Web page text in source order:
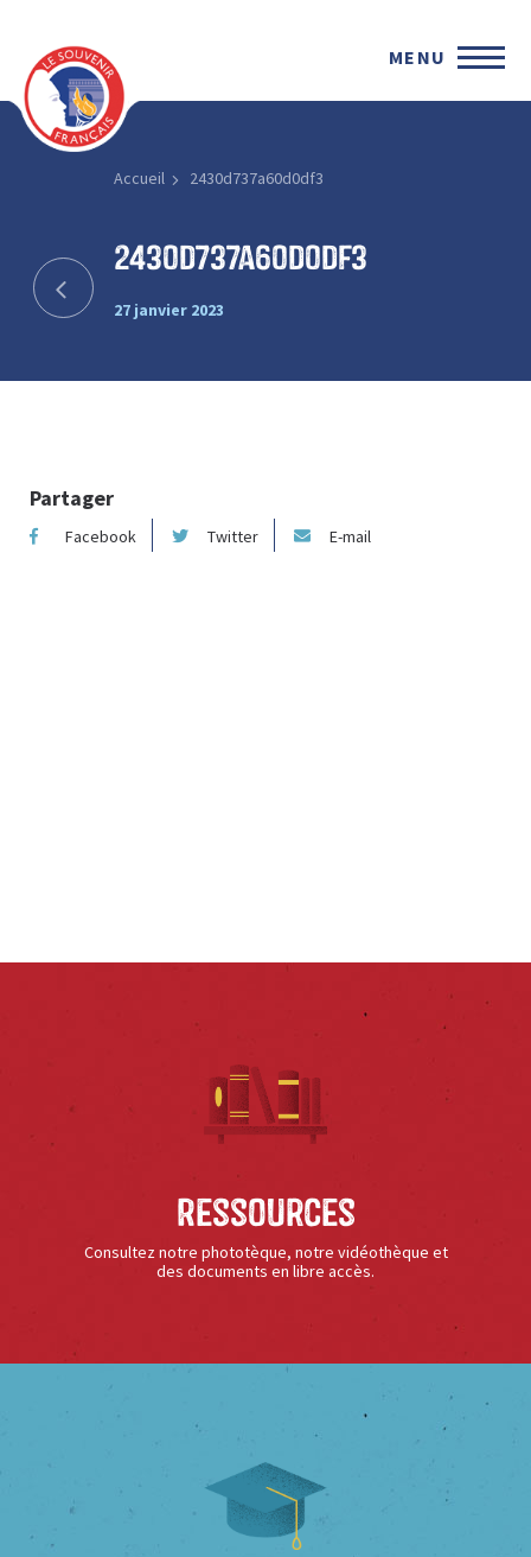
MENU
Accueil 2430d737a60d0df3
2430d737a60d0df3
27 janvier 2023
Partager
Facebook Twitter E-mail
Ressources
Consultez notre phototèque, notre vidéothèque et
des documents en libre accès.